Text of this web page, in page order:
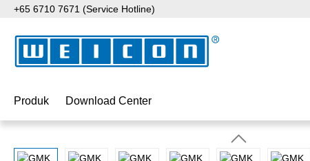
ke konten utama
Lewati ke pencarian
Lewati ke navigasi utama
+65 6710 7671 (Service Hotline)
Produk Download Center
Lewati galeri gambar